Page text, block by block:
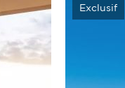
Exclusif